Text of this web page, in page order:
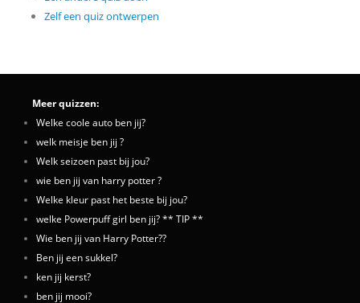
Zelf een quiz ontwerpen
Meer quizzen:
Welke coole auto ben jij?
welk meisje ben jij ?
Welk seizoen past bij jou?
wie ben jij van harry potter ?
Welke kleur past het beste bij jou?
welke Powerpuff girl ben jij? ** TIP **
Wie ben jij van Harry Potter??
Ben jij een sukkel?
ken jij kerst?
ben jij mooi?